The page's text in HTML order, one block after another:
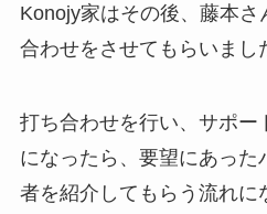
Konojy家はその後、藤本さ
合わせをさせてもらいまし
打ち合わせを行い、サポー
になったら、要望にあった
者を紹介してもらう流れに